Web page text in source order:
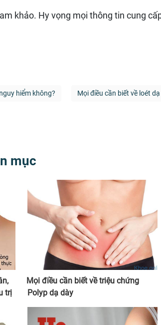
khảo. Hy vọng mọi thông tin cung
hiểm không? Mọi điều cần biết về loét
mục
trị
Mọi điều cần biết về triệu chứng
Polyp dạ dày